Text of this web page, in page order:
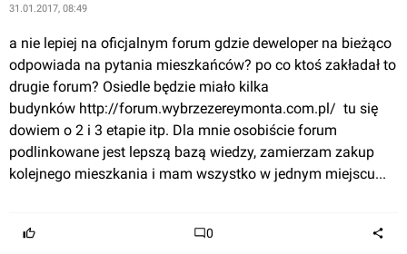
31.01.2017, 08:49
a nie lepiej na oficjalnym forum gdzie deweloper na bieżąco
odpowiada na pytania mieszkańców? po co ktoś zakładał to
drugie forum? Osiedle będzie miało kilka
budynków http://forum.wybrzezereymonta.com.pl/  tu się
dowiem o 2 i 3 etapie itp. Dla mnie osobiście forum
podlinkowane jest lepszą bazą wiedzy, zamierzam zakup
kolejnego mieszkania i mam wszystko w jednym miejscu...
0